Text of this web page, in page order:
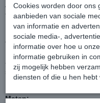
Aan de onderbuitenzijde
ter bescherming van de
Het behoeft geen betoog
optimaal aanpast aan de
Lamswol is temperatuur- en
aangenaam en is elastisch,
sterk.
Kleur: bruin / cappucino
Maten:
Cookies worden door ons
aanbieden van sociale
van informatie en
sociale media-,
informatie over hoe u
informatie gebruiken in
zij mogelijk hebben
diensten of die u hen hebt